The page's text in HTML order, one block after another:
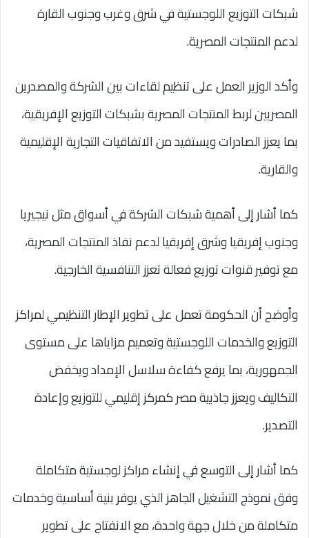
شبكات التوزيع اللوجستية في شرق وغرب وجنوب القارة
لدعم المنتجات المصرية.
وأكد الوزير العمل على تنظيم لقاءات بين الشركة والمصدرين
المصريين لربط المنتجات المصرية بشبكات التوزيع الإفريقية،
بما يعزز الصادرات ويستفيد من الاتفاقيات التجارية الإقليمية
والقارية.
كما أشار إلى أهمية شبكات الشركة في أسواق مثل نيجيريا
وجنوب إفريقيا وشرق إفريقيا لدعم نفاذ المنتجات المصرية،
مع توفير قنوات توزيع فعالة تعزز التنافسية الخارجية.
وأوضح أن الحكومة تعمل على تطوير الإطار التنظيمي لمراكز
التوزيع والخدمات اللوجستية وتعميم مزاياها على مستوى
الجمهورية، بما يرفع كفاءة سلاسل الإمداد ويخفض
التكاليف ويعزز جاذبية مصر كمركز إقليمي للتوزيع وإعادة
التصدير.
كما أشار إلى التوسع في إنشاء مراكز لوجستية متكاملة
وفق نموذج التشغيل الجاهز الذي يوفر بنية أساسية وخدمات
متكاملة من خلال جهة واحدة، مع الانفتاح على تطوير